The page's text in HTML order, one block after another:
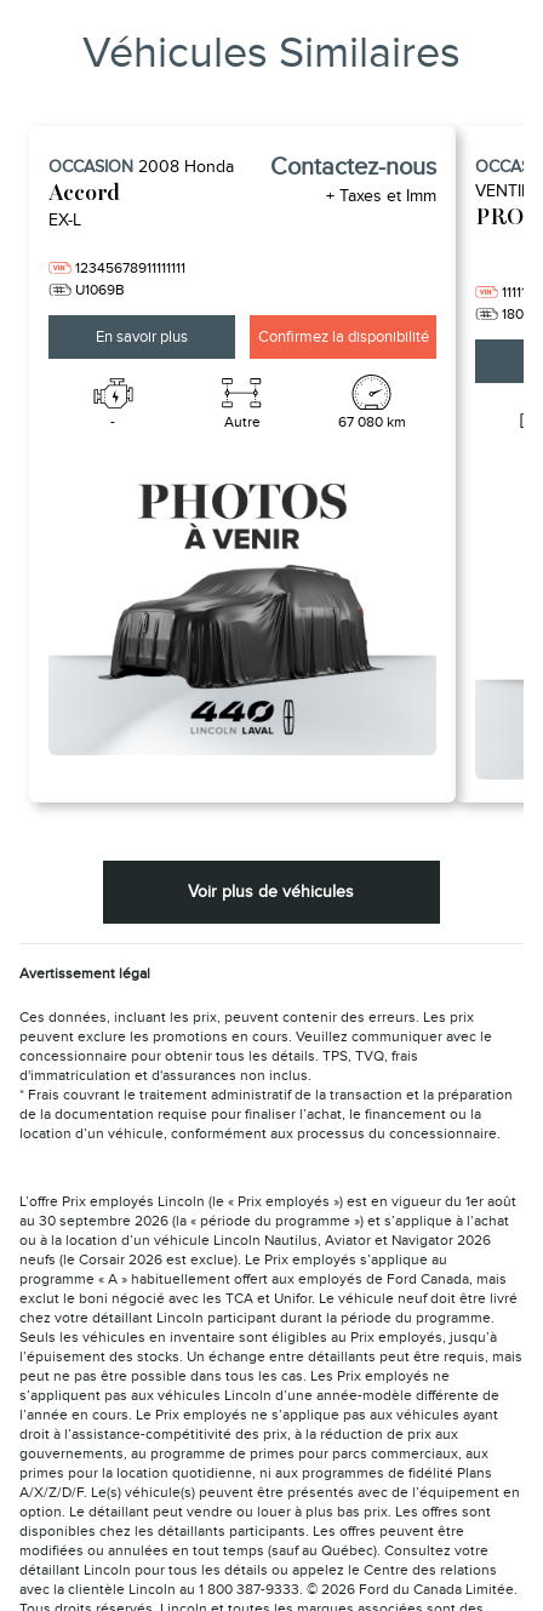
Véhicules Similaires
OCCASION 2008 Honda
Accord
EX-L
12345678911111111
U1069B
Contactez-nous
+ Taxes et Imm
En savoir plus Confirmez la disponibilité
- Autre 67 080 km
Voir plus de véhicules
Avertissement légal
Ces données, incluant les prix, peuvent contenir des erreurs. Les prix
peuvent exclure les promotions en cours. Veuillez communiquer avec le
concessionnaire pour obtenir tous les détails. TPS, TVQ, frais
d'immatriculation et d'assurances non inclus.
* Frais couvrant le traitement administratif de la transaction et la préparation
de la documentation requise pour finaliser l’achat, le financement ou la
location d’un véhicule, conformément aux processus du concessionnaire.
L’offre Prix employés Lincoln (le « Prix employés ») est en vigueur du 1er août
au 30 septembre 2026 (la « période du programme ») et s’applique à l’achat
ou à la location d’un véhicule Lincoln Nautilus, Aviator et Navigator 2026
neufs (le Corsair 2026 est exclue). Le Prix employés s’applique au
programme « A » habituellement offert aux employés de Ford Canada, mais
exclut le boni négocié avec les TCA et Unifor. Le véhicule neuf doit être livré
chez votre détaillant Lincoln participant durant la période du programme.
Seuls les véhicules en inventaire sont éligibles au Prix employés, jusqu’à
l’épuisement des stocks. Un échange entre détaillants peut être requis, mais
peut ne pas être possible dans tous les cas. Les Prix employés ne
s’appliquent pas aux véhicules Lincoln d’une année-modèle différente de
l’année en cours. Le Prix employés ne s’applique pas aux véhicules ayant
droit à l’assistance-compétitivité des prix, à la réduction de prix aux
gouvernements, au programme de primes pour parcs commerciaux, aux
primes pour la location quotidienne, ni aux programmes de fidélité Plans
A/X/Z/D/F. Le(s) véhicule(s) peuvent être présentés avec de l’équipement en
option. Le détaillant peut vendre ou louer à plus bas prix. Les offres sont
disponibles chez les détaillants participants. Les offres peuvent être
modifiées ou annulées en tout temps (sauf au Québec). Consultez votre
détaillant Lincoln pour tous les détails ou appelez le Centre des relations
avec la clientèle Lincoln au 1 800 387-9333. © 2026 Ford du Canada Limitée.